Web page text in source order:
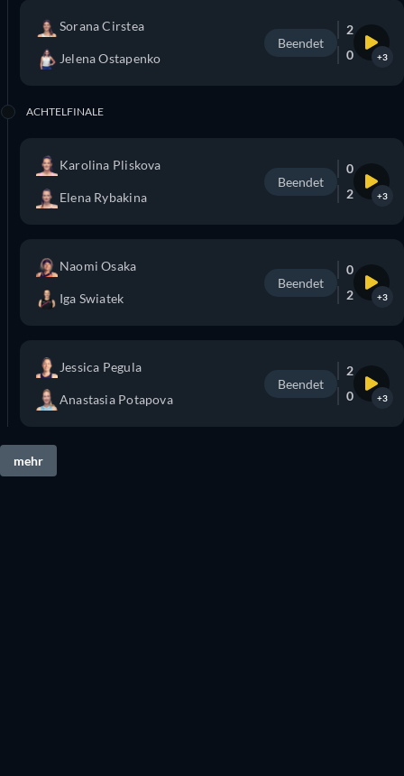
Sorana Cirstea
Jelena Ostapenko
Beendet
2
0
+3
ACHTELFINALE
Karolina Pliskova
Elena Rybakina
Beendet
0
2
+3
Naomi Osaka
Iga Swiatek
Beendet
0
2
+3
Jessica Pegula
Anastasia Potapova
Beendet
2
0
+3
mehr